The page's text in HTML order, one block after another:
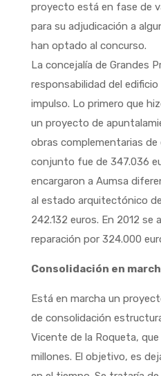
proyecto está en fase de
para su adjudicación a
han optado al concurso.
La concejalía de Grandes
responsabilidad del
impulso. Lo primero que
un proyecto de
obras complementarias
conjunto fue de 347.036
encargaron a Aumsa
al estado arquitectónico
242.132 euros. En 2012
reparación por 324.000
Consolidación en
Está en marcha un
de consolidación
Vicente de la Roqueta,
millones. El objetivo, es